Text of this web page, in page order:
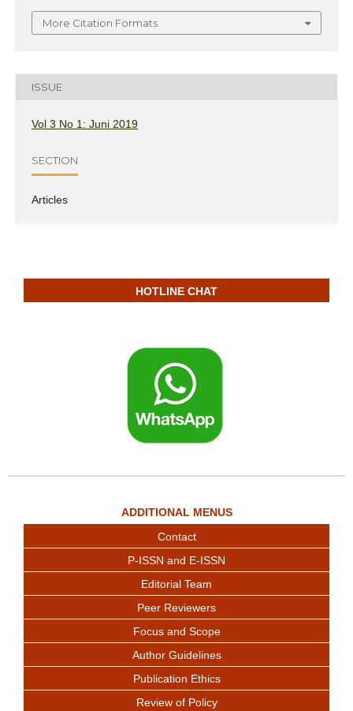
More Citation Formats
ISSUE
Vol 3 No 1: Juni 2019
SECTION
Articles
HOTLINE CHAT
ADDITIONAL MENUS
Contact
P-ISSN and E-ISSN
Editorial Team
Peer Reviewers
Focus and Scope
Author Guidelines
Publication Ethics
Review of Policy